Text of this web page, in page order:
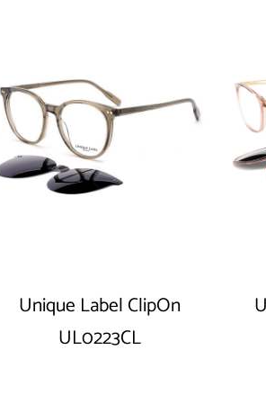
Unique Label ClipOn
UL0223CL